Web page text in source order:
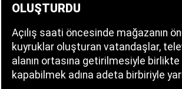
OLUŞTURDU
Açılış saati öncesinde mağazanın
kuyruklar oluşturan vatandaşlar,
alanın ortasına getirilmesiyle
kapabilmek adına adeta birbiriyle